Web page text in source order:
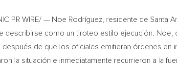
PR WIRE/ — Noe Rodríguez, residente de Santa
como un tiroteo estilo ejecución. Noe,
de que los oficiales emitieran órdenes en
la situación e inmediatamente recurrieron a la